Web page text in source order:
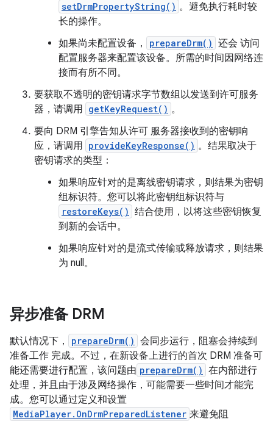
setDrmPropertyString() 。避免执行耗时较
长的操作。
如果尚未配置设备，
prepareDrm() 还会 访问
配置服务器来配置该设备。所需的时间因网络连
接而有所不同。
要获取不透明的密钥请求字节数组以发送到许可服务
器，请调用 getKeyRequest() 。
要向 DRM 引擎告知从许可 服务器接收到的密钥响
应，请调用 provideKeyResponse() 。结果取决于
密钥请求的类型：
如果响应针对的是离线密钥请求，则结果为密钥
组标识符。您可以将此密钥组标识符与
restoreKeys() 结合使用，以将这些密钥恢复
到新的会话中。
如果响应针对的是流式传输或释放请求，则结果
为 null。
异步准备 DRM
默认情况下， prepareDrm() 会同步运行，阻塞会持续到
准备工作 完成。不过，在新设备上进行的首次 DRM 准备可
能还需要进行配置，该问题由 prepareDrm() 在内部进行
处理，并且由于涉及网络操作，可能需要一些时间才能完
成。您可以通过定义和设置
MediaPlayer.OnDrmPreparedListener 来避免阻